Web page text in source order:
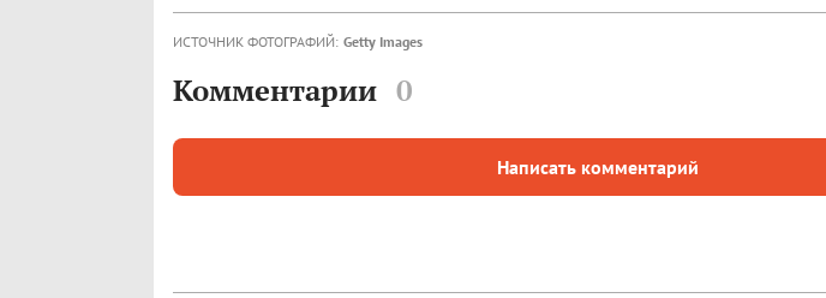
ИСТОЧНИК ФОТОГРАФИЙ: Getty Images
Комментарии 0
Написать комментарий